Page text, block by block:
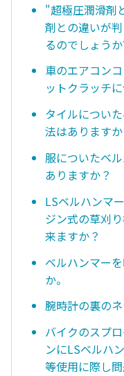
"超極圧潤滑剤
剤との違いが
るのでしょう
車のエアコン
ットクラッチ
タイルについ
法はありますか
服についたベ
ありますか？
LSベルハンマ
ジン式の草刈
来ますか？
ベルハンマー
か。
腕時計の裏の
バイクのスプ
ンにLSベルハ
等使用に際し